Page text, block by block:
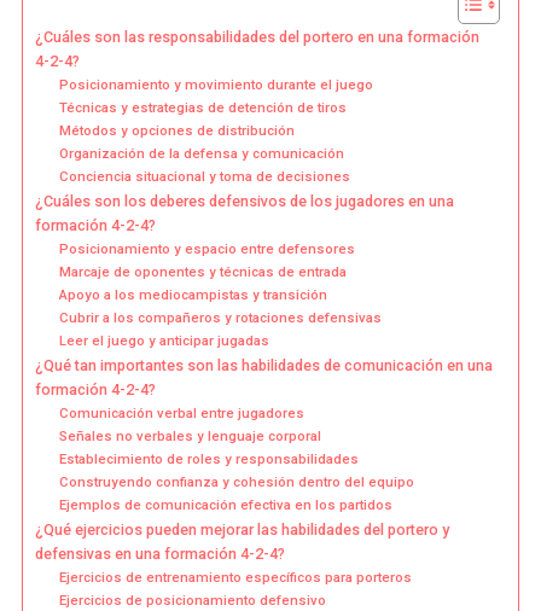
¿Cuáles son las responsabilidades del portero en una formación
4-2-4?
Posicionamiento y movimiento durante el juego
Técnicas y estrategias de detención de tiros
Métodos y opciones de distribución
Organización de la defensa y comunicación
Conciencia situacional y toma de decisiones
¿Cuáles son los deberes defensivos de los jugadores en una
formación 4-2-4?
Posicionamiento y espacio entre defensores
Marcaje de oponentes y técnicas de entrada
Apoyo a los mediocampistas y transición
Cubrir a los compañeros y rotaciones defensivas
Leer el juego y anticipar jugadas
¿Qué tan importantes son las habilidades de comunicación en una
formación 4-2-4?
Comunicación verbal entre jugadores
Señales no verbales y lenguaje corporal
Establecimiento de roles y responsabilidades
Construyendo confianza y cohesión dentro del equipo
Ejemplos de comunicación efectiva en los partidos
¿Qué ejercicios pueden mejorar las habilidades del portero y
defensivas en una formación 4-2-4?
Ejercicios de entrenamiento específicos para porteros
Ejercicios de posicionamiento defensivo